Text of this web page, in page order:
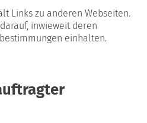
Links zu anderen Webseiten.
inwieweit deren
einhalten.